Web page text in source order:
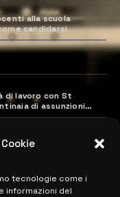
tecnologie come i
informazioni del
alla scuola
candidarsi
di lavoro con St
di assunzioni